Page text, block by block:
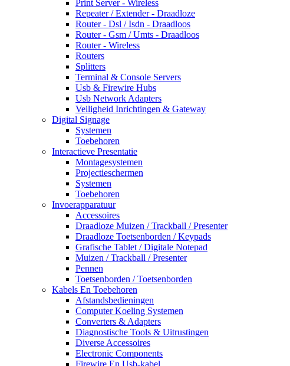
Print Server - Wireless
Repeater / Extender - Draadloze
Router - Dsl / Isdn - Draadloos
Router - Gsm / Umts - Draadloos
Router - Wireless
Routers
Splitters
Terminal & Console Servers
Usb & Firewire Hubs
Usb Network Adapters
Veiligheid Inrichtingen & Gateway
Digital Signage
Systemen
Toebehoren
Interactieve Presentatie
Montagesystemen
Projectieschermen
Systemen
Toebehoren
Invoerapparatuur
Accessoires
Draadloze Muizen / Trackball / Presenter
Draadloze Toetsenborden / Keypads
Grafische Tablet / Digitale Notepad
Muizen / Trackball / Presenter
Pennen
Toetsenborden / Toetsenborden
Kabels En Toebehoren
Afstandsbedieningen
Computer Koeling Systemen
Converters & Adapters
Diagnostische Tools & Uitrustingen
Diverse Accessoires
Electronic Components
Firewire En Usb-kabel